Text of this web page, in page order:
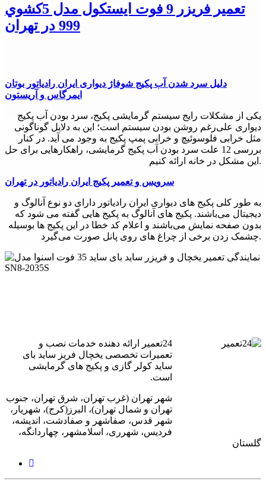
تعمیر فریزر 9 فوت ایستکول مدل 5كشوي
999 در تهران
دلیل سرد شدن آب پکیج شوفاژ دیواری ایران رادیاتور بوتان
ایمرگاس و آریستون
یکی از مشکلات رایج سیستم گرمایشی پکیج، سرد بودن آب پکیج
دیواری علی‌رغم روشن بودن سیستم است؛ این به دلایل گوناگونی
مثل خرابی فلوسوئیچ و خرابی پمپ پکیج به وجود می آید. در کنار
بررسی 12 علت سرد بودن آب پکیج گرمایشی، راهکارهایی برای حل
این مشکل در خانه ارائه کنیم.
سرویس و تعمیر پکیج ایران رادیاتور در تهران
به طور کلی پکیج های دیواری ایران رادیاتور دارای دو نوع آنالوگ و
دیجیتال می‌باشند. پکیج های آنالوگ به پکیج هایی گفته می شود که
بدون صفحه نمایش می‌باشند و اعلام کد خطا در این پکیج ها بوسیله
چشمک زدن برخی از چراغ های روی پانل صورت می‌گیرد.
24تعمیر ارائه دهنده خدمات نصب و
تعمیرات تخصصی یخچال فریز ساید بای
ساید کولر گازی و پکیج های گرمایشی
است.
شهر تهران (غرب تهران، شرق تهران، جنوب
تهران و شمال تهران)، البرز(کرج)، شهریار،
شهر قدس، صفاشهر و صفادشت، اندیشه،
فردیس، شهرری، اسلامشهر، چهاردانگه،
گلستان